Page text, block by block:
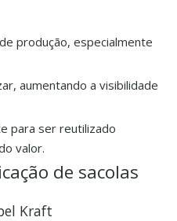
produção, especialmente
aumentando a visibilidade
para ser reutilizado
valor.
de sacolas
Kraft